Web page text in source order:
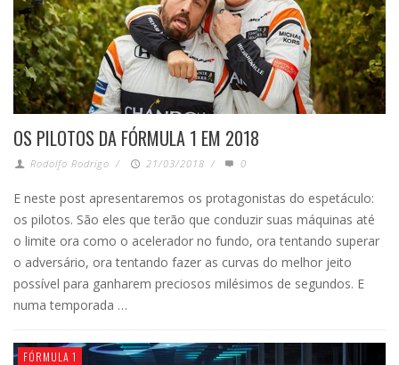
OS PILOTOS DA FÓRMULA 1 EM 2018
Rodolfo Rodrigo / 21/03/2018 / 0
E neste post apresentaremos os protagonistas do espetáculo:
os pilotos. São eles que terão que conduzir suas máquinas até
o limite ora como o acelerador no fundo, ora tentando superar
o adversário, ora tentando fazer as curvas do melhor jeito
possível para ganharem preciosos milésimos de segundos. E
numa temporada …
FÓRMULA 1